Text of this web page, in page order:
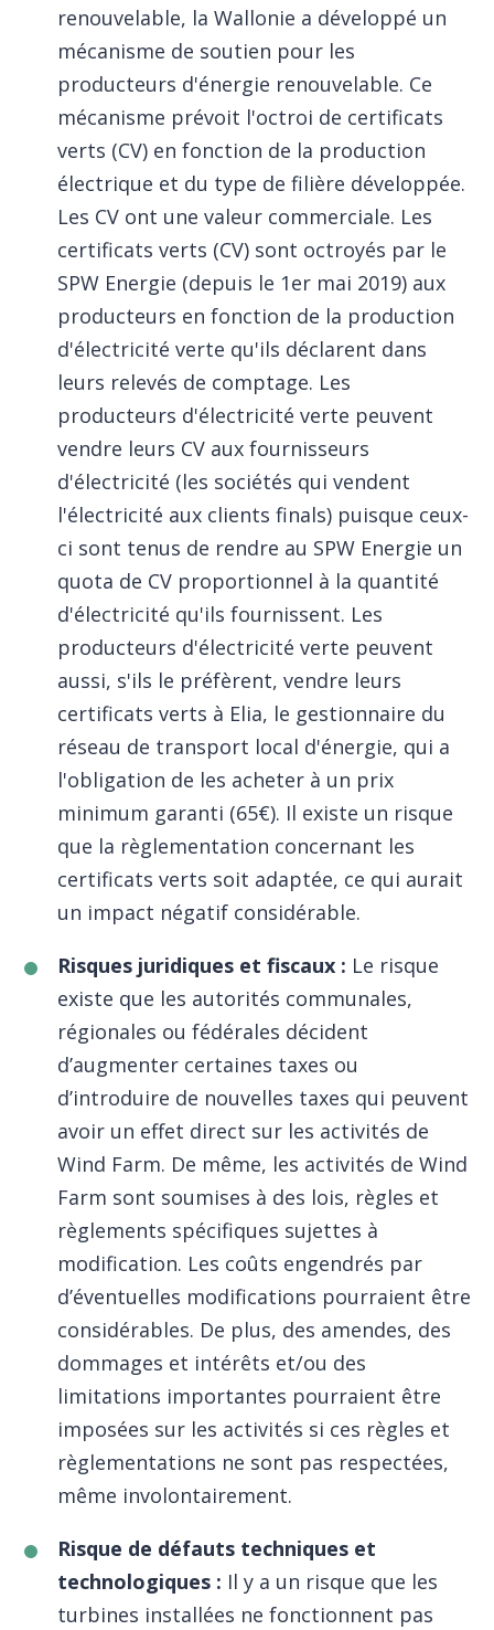
renouvelable, la Wallonie a développé un
mécanisme de soutien pour les
producteurs d'énergie renouvelable. Ce
mécanisme prévoit l'octroi de certificats
verts (CV) en fonction de la production
électrique et du type de filière développée.
Les CV ont une valeur commerciale. Les
certificats verts (CV) sont octroyés par le
SPW Energie (depuis le 1er mai 2019) aux
producteurs en fonction de la production
d'électricité verte qu'ils déclarent dans
leurs relevés de comptage. Les
producteurs d'électricité verte peuvent
vendre leurs CV aux fournisseurs
d'électricité (les sociétés qui vendent
l'électricité aux clients finals) puisque ceux-
ci sont tenus de rendre au SPW Energie un
quota de CV proportionnel à la quantité
d'électricité qu'ils fournissent. Les
producteurs d'électricité verte peuvent
aussi, s'ils le préfèrent, vendre leurs
certificats verts à Elia, le gestionnaire du
réseau de transport local d'énergie, qui a
l'obligation de les acheter à un prix
minimum garanti (65€). Il existe un risque
que la règlementation concernant les
certificats verts soit adaptée, ce qui aurait
un impact négatif considérable.
Risques juridiques et fiscaux : Le risque
existe que les autorités communales,
régionales ou fédérales décident
d’augmenter certaines taxes ou
d’introduire de nouvelles taxes qui peuvent
avoir un effet direct sur les activités de
Wind Farm. De même, les activités de Wind
Farm sont soumises à des lois, règles et
règlements spécifiques sujettes à
modification. Les coûts engendrés par
d’éventuelles modifications pourraient être
considérables. De plus, des amendes, des
dommages et intérêts et/ou des
limitations importantes pourraient être
imposées sur les activités si ces règles et
règlementations ne sont pas respectées,
même involontairement.
Risque de défauts techniques et
technologiques : Il y a un risque que les
turbines installées ne fonctionnent pas